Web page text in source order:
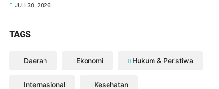
JULI 30, 2026
TAGS
Daerah Ekonomi Hukum & Peristiwa
Internasional Kesehatan